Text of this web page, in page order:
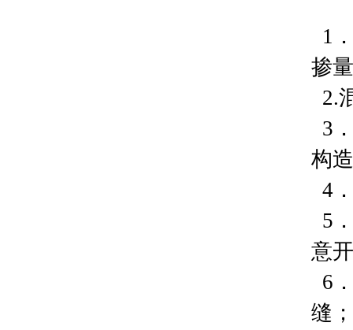
1
掺
2.
3
构
4
5
意
6
缝